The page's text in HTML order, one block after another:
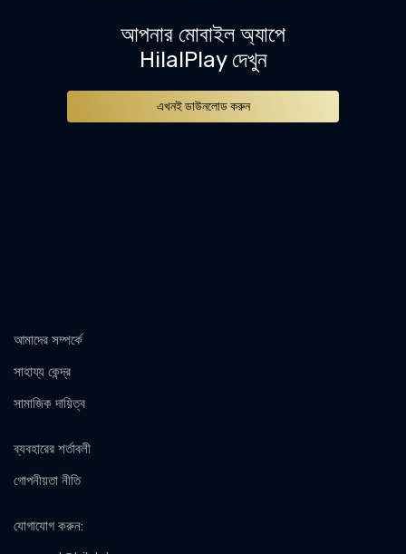
আপনার মোবাইল অ্যাপে
HilalPlay দেখুন
এখনই ডাউনলোড করুন
আমাদের সম্পর্কে
সাহায্য কেন্দ্র
সামাজিক দায়িত্ব
ব্যবহারের শর্তাবলী
গোপনীয়তা নীতি
যোগাযোগ করুন: